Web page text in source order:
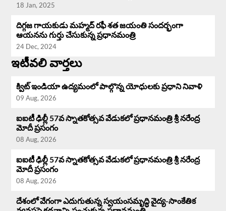
18 Jan, 2025
దిగ్గజ గాయకుడు మహ్మద్ రఫీ శత జయంతి సందర్భంగా
ఆయనను గుర్తు చేసుకున్న ప్రధానమంత్రి
24 Dec, 2024
ఇటీవలి వార్తలు
క్విట్ ఇండియా ఉద్యమంలో పాల్గొన్న యోధులకు ప్రధాని నివాళి
09 Aug, 2026
ఐఐటీ ఢిల్లీ 57వ స్నాతకోత్సవ వేడుకలో ప్రధానమంత్రి శ్రీ నరేంద్ర
మోదీ ప్రసంగం
08 Aug, 2026
ఐఐటీ ఢిల్లీ 57వ స్నాతకోత్సవ వేడుకలో ప్రధానమంత్రి శ్రీ నరేంద్ర
మోదీ ప్రసంగం
08 Aug, 2026
దేశంలో వేగంగా ఎదుగుతున్న స్వయంసమృద్ధి వైద్య-సాంకేతిక